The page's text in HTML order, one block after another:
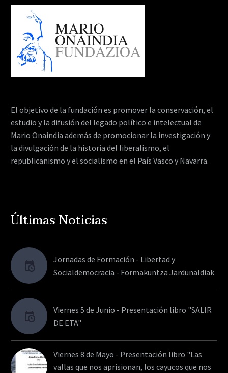
El objetivo de la fundación es promover la conservación, el
estudio y la difusión del legado político e intelectual de
Mario Onaindia además de promocionar la investigación y
la divulgación de la historia del liberalismo, el
republicanismo y el socialismo en el País Vasco y Navarra.
Últimas Noticias
Jornadas de Formación - Libertad y
Socialdemocracia - Formakuntza Jardunaldiak
Viernes 5 de Junio - Presentación libro "SALIR
DE ETA"
Viernes 8 de Mayo - Presentación libro "Las
vallas que nos aprisionan, los cayucos que nos